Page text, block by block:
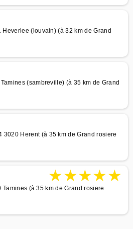
Heverlee (louvain) (à 32 km de Grand
(sambreville) (à 35 km de Grand
3020 Herent (à 35 km de Grand rosiere
★★★★★
(à 35 km de Grand rosiere